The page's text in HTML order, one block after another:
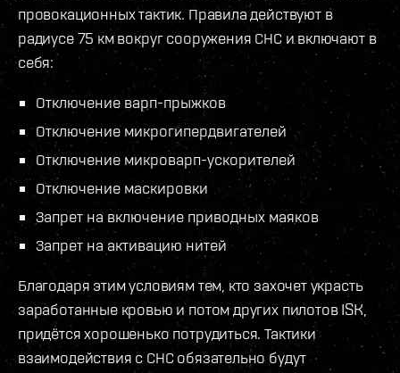
провокационных тактик. Правила действуют в
радиусе 75 км вокруг сооружения СНС и включают в
себя:
Отключение варп-прыжков
Отключение микрогипердвигателей
Отключение микроварп-ускорителей
Отключение маскировки
Запрет на включение приводных маяков
Запрет на активацию нитей
Благодаря этим условиям тем, кто захочет украсть
заработанные кровью и потом других пилотов ISK,
придётся хорошенько потрудиться. Тактики
взаимодействия с СНС обязательно будут